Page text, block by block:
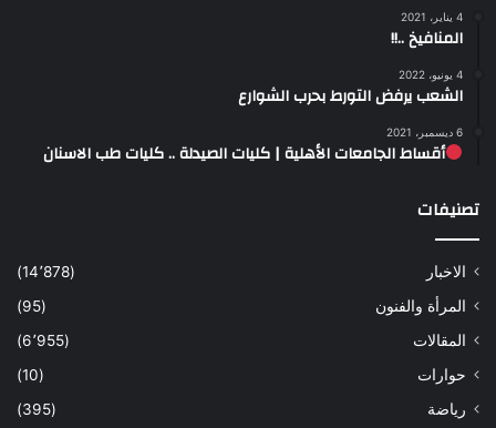
4 يناير، 2021
المنافيخ ..!!
4 يونيو، 2022
الشعب يرفض التورط بحرب الشوارع
6 ديسمبر، 2021
أقساط الجامعات الأهلية | كليات الصيدلة .. كليات طب الاسنان
تصنيفات
الاخبار
(14٬878)
المرأة والفنون
(95)
المقالات
(6٬955)
حوارات
(10)
رياضة
(395)